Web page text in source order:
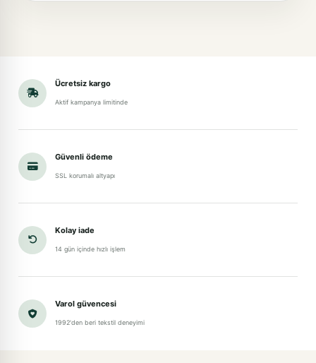
Ücretsiz kargo
Aktif kampanya limitinde
Güvenli ödeme
SSL korumalı altyapı
Kolay iade
14 gün içinde hızlı işlem
Varol güvencesi
1992'den beri tekstil deneyimi